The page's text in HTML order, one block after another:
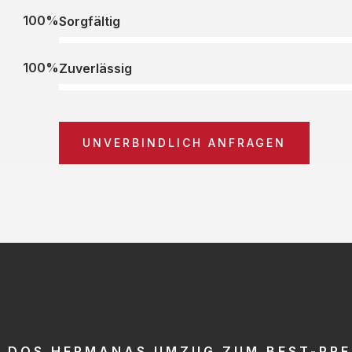
Sorgfältig
100%
Zuverlässig
100%
UNVERBINDLICH ANFRAGEN